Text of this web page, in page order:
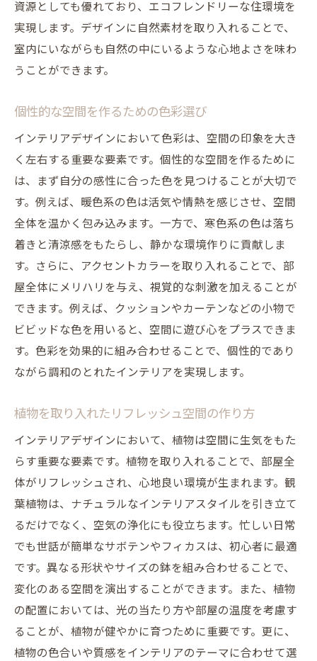
ミニマリズムで快適なライフスタイルを手
に入れる
アルスタイルを楽しもう
インダストリアル素材の取り入れ方
古さと新しさを融合させたデザインアイデ
ィア
レトロな照明でインテリアを引き立てる
金属と木材の調和による重厚感を演出
ユニークなヴィンテージアイテムで個性を
表現
最新インテリアトレンド自分らしさを磨くアイ
デア集
流行を反映したダイニングルームの装飾
寝室を快適に変える最新スタイル
バスルームのトレンドアイテム選び
自分らしいデコレーションで部屋に個性を
エコフレンドリーなデザインで地球に優しいイ
ンテリアを実現
再生可能な素材で作るサステナブルなイン
テリア
環境に配慮したインテリアデザインの実践
資源としても優れており、エコフレンドリーな住環境を
実現します。デザインに自然素材を取り入れることで、
室内にいながらも自然の中にいるような心地よさを味わ
うことができます。
個性的な空間を作るための色彩選び
インテリアデザインにおいて色彩は、空間の印象を大き
く左右する重要な要素です。個性的な空間を作るために
は、まず自分の感性に合った色を見つけることが大切で
す。例えば、暖色系の色は活気や情熱を感じさせ、空間
全体を温かく包み込みます。一方で、寒色系の色は落ち
着きと清涼感をもたらし、静かな環境作りに貢献しま
す。さらに、アクセントカラーを取り入れることで、部
屋全体にメリハリを与え、視覚的な刺激を加えることが
できます。例えば、クッションやカーテンなどの小物で
ビビッドな色を用いると、空間に遊び心をプラスできま
す。色彩を効果的に組み合わせることで、個性的であり
ながら調和のとれたインテリアを実現します。
植物を取り入れたリフレッシュ空間の作り方
インテリアデザインにおいて、植物は空間に生気をもた
らす重要な要素です。植物を取り入れることで、部屋全
体がリフレッシュされ、心地良い環境が生まれます。観
葉植物は、ナチュラルなインテリアスタイルを引き立て
るだけでなく、空気の浄化にも役立ちます。忙しい日常
でも世話が簡単なサボテンやフィカスは、初心者に最適
です。異なる形状やサイズの鉢を組み合わせることで、
変化のある空間を演出することができます。また、植物
の配置においては、光の当たり方や部屋の温度を考慮す
ることが、植物が健やかに育つために重要です。更に、
植物の色合いや質感をインテリアのテーマに合わせて選